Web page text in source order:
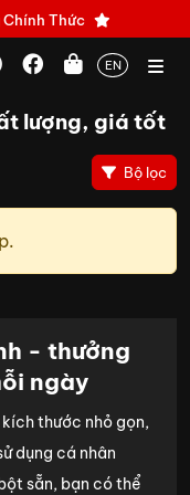
Chính Thức
EN
lượng, giá tốt
Bộ lọc
- thưởng
ngày
thước nhỏ gọn,
dụng cá nhân
sẵn, bạn có thể